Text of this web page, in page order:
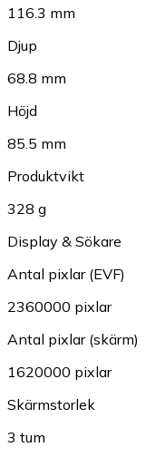
116.3 mm
Djup
68.8 mm
Höjd
85.5 mm
Produktvikt
328 g
Display & Sökare
Antal pixlar (EVF)
2360000 pixlar
Antal pixlar (skärm)
1620000 pixlar
Skärmstorlek
3 tum